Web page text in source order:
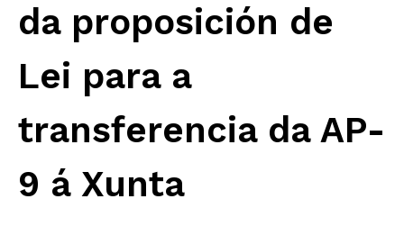
da proposición de
Lei para a
transferencia da AP-
9 á Xunta